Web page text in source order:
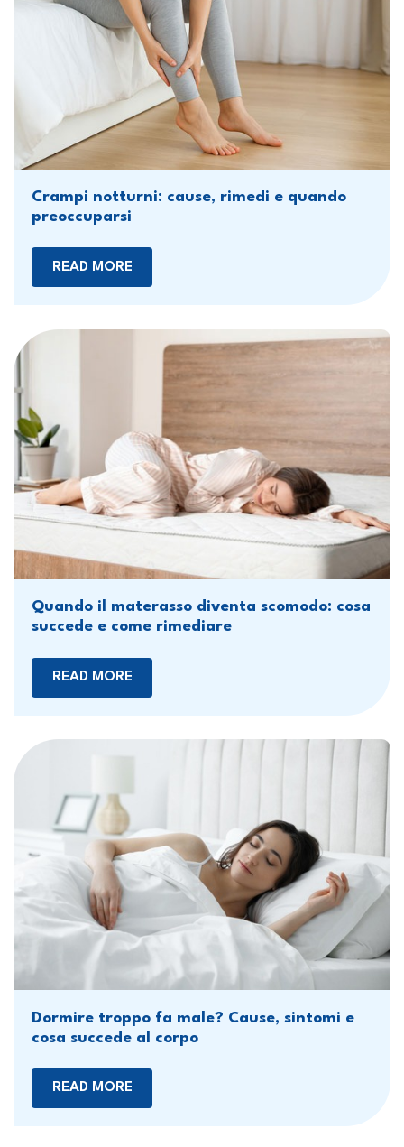
Crampi notturni: cause, rimedi e quando
preoccuparsi
READ MORE
Quando il materasso diventa scomodo: cosa
succede e come rimediare
READ MORE
Dormire troppo fa male? Cause, sintomi e
cosa succede al corpo
READ MORE